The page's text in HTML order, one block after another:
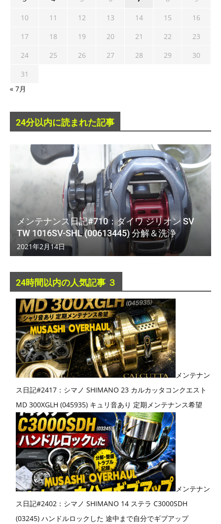
10
11 12 13 14 15
16
17
18 19 20 21 22
23
24
25 26 27 28 29
30
31
« 7月
24分以内に読まれた記事
メンテナンス日記#710：ダイワ ジリオン SV
TW 1016SV-SHL (00613445) 分解＆洗浄
2021年2月14日
24時間以内の人気記事 ３
メンテナン
ス日記#2417：シマノ SHIMANO 23 カルカッタコンクエスト
MD 300XGLH (045935) キュリ音あり 定期メンテナンス希望
メンテナン
ス日記#2402：シマノ SHIMANO 14 ステラ C3000SDH
(03245) ハンドルロックした 途中まで自分でギブアップ